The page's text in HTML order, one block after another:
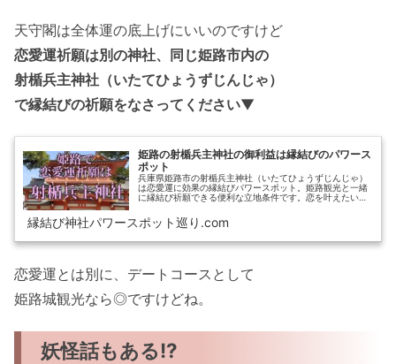
天守閣は全体運の底上げにいいのですけど
恋愛運祈願は別の神社、同じ姫路市内の
射楯兵主神社（いたてひょうずじんじゃ）
で縁結びの祈願をなさってください▼
姫路の射楯兵主神社の御利益は縁結びのパワース
ポット
兵庫県姫路市の射楯兵主神社（いたてひょうずじんじゃ）
は恋愛運に効果の縁結びパワースポット。姫路観光と一緒
に縁結び祈願できる便利な立地条件です。恋を叶えたい、
縁結び神社パワースポット巡り.com
恋愛運とは別に、デートコースとして
姫路城観光なら◎ですけどね。
妖怪話もある!?